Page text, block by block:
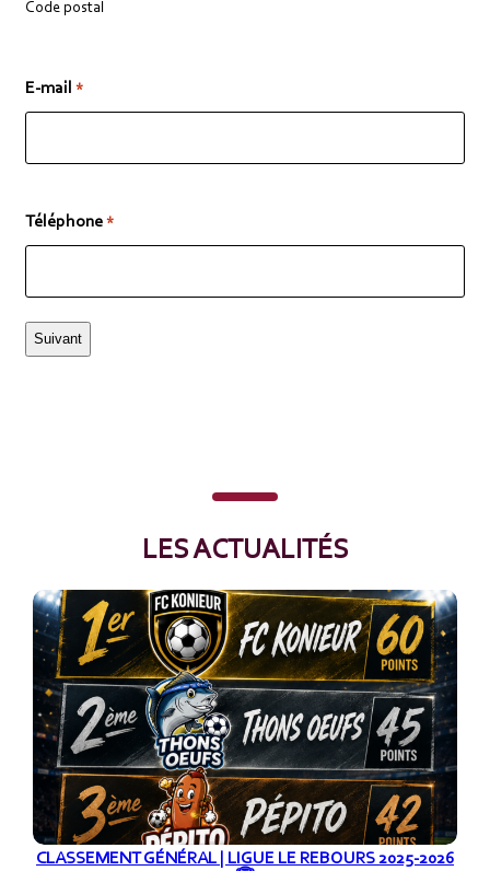
Code postal
E-mail *
Téléphone *
LES ACTUALITÉS
CLASSEMENT GÉNÉRAL | LIGUE LE REBOURS 2025-2026